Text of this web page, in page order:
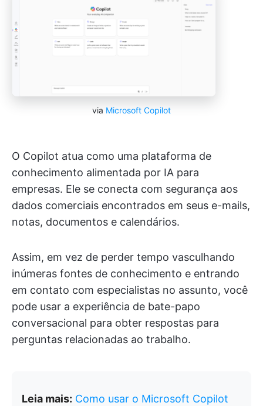
via Microsoft Copilot
O Copilot atua como uma plataforma de
conhecimento alimentada por IA para
empresas. Ele se conecta com segurança aos
dados comerciais encontrados em seus e-mails,
notas, documentos e calendários.
Assim, em vez de perder tempo vasculhando
inúmeras fontes de conhecimento e entrando
em contato com especialistas no assunto, você
pode usar a experiência de bate-papo
conversacional para obter respostas para
perguntas relacionadas ao trabalho.
Leia mais: Como usar o Microsoft Copilot